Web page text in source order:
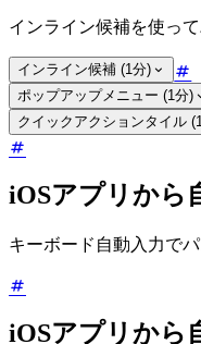
インライン候補を使っ
インライン候補 (1分)
ポップアップメニュー (1分)
クイックアクションタイル
iOSアプリから
キーボード自動入力で
iOSアプリから